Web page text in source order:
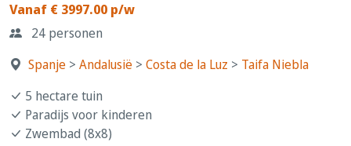
Vanaf € 3997.00 p/w
24 personen
Spanje > Andalusië > Costa de la Luz > Taifa Niebla
5 hectare tuin
Paradijs voor kinderen
Zwembad (8x8)